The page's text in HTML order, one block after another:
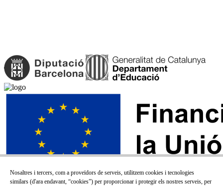
Nosaltres i tercers, com a proveïdors de serveis, utilitzem cookies i tecnologies
similars (d'ara endavant, “cookies”) per proporcionar i protegir els nostres serveis, per